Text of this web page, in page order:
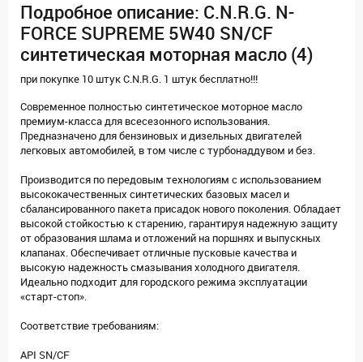
Подробное описание: C.N.R.G. N-
FORCE SUPREME 5W40 SN/CF
синтетическая моторная масло (4)
при покупке 10 штук C.N.R.G. 1 штук бесплатно!!!
Современное полностью синтетическое моторное масло
премиум-класса для всесезонного использования.
Предназначено для бензиновых и дизельных двигателей
легковых автомобилей, в том числе с турбонаддувом и без.
Производится по передовым технологиям с использованием
высококачественных синтетических базовых масел и
сбалансированного пакета присадок нового поколения. Обладает
высокой стойкостью к старению, гарантируя надежную защиту
от образования шлама и отложений на поршнях и выпускных
клапанах. Обеспечивает отличные пусковые качества и
высокую надежность смазывания холодного двигателя.
Идеально подходит для городского режима эксплуатации
«старт-стоп».
Соответствие требованиям:
API SN/CF